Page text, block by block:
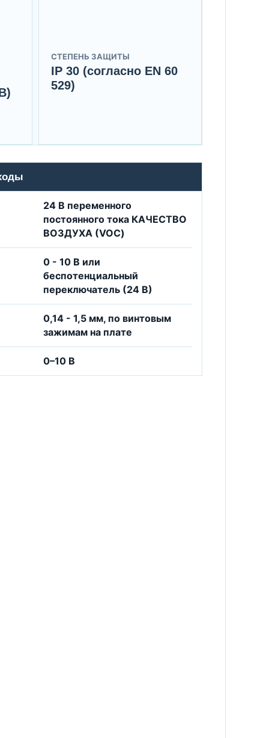
СТЕПЕНЬ ЗАЩИТЫ
IP 30 (согласно EN 60
529)
24 B переменного
постоянного тока КАЧЕСТВО
ВОЗДУХА (VOC)
0 - 10 B или
беспотенциальный
переключатель (24 В)
0,14 - 1,5 мм, по винтовым
зажимам на плате
0–10 В